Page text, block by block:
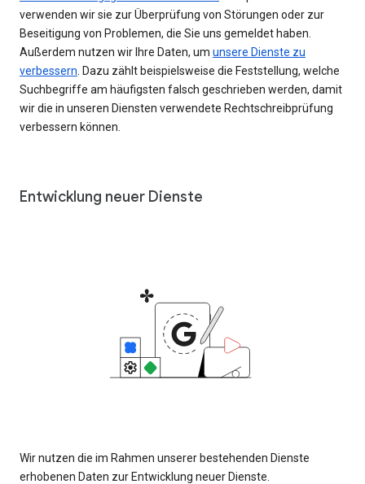
verwenden wir sie zur Überprüfung von Störungen oder zur
Beseitigung von Problemen, die Sie uns gemeldet haben.
Außerdem nutzen wir Ihre Daten, um unsere Dienste zu
verbessern . Dazu zählt beispielsweise die Feststellung, welche
Suchbegriffe am häufigsten falsch geschrieben werden, damit
wir die in unseren Diensten verwendete Rechtschreibprüfung
verbessern können.
Entwicklung neuer Dienste
Wir nutzen die im Rahmen unserer bestehenden Dienste
erhobenen Daten zur Entwicklung neuer Dienste.